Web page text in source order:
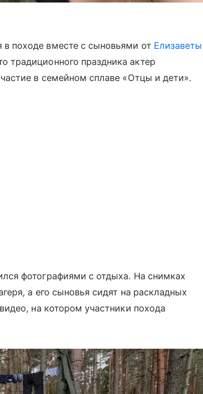
походе вместе с сыновьями от Елизаветы
праздника актер
в семейном сплаве «Отцы и дети».
фотографиями с отдыха. На снимках
а его сыновья сидят на раскладных
на котором участники похода